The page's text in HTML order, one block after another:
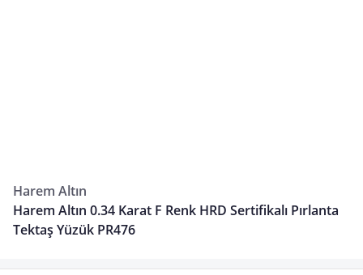
Harem Altın
Harem Altın 0.34 Karat F Renk HRD Sertifikalı Pırlanta
Tektaş Yüzük PR476